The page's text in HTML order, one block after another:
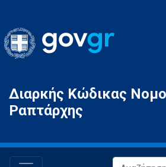
Gov.gr
Διαρκής Κώδικας
Ραπτάρχης